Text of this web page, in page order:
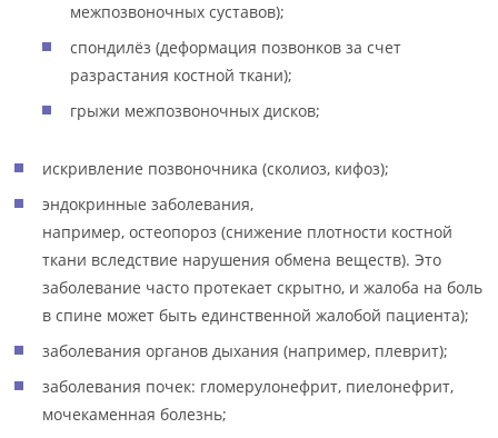
межпозвоночных суставов);
спондилёз (деформация позвонков за счет
разрастания костной ткани);
грыжи межпозвоночных дисков;
искривление позвоночника (сколиоз, кифоз);
эндокринные заболевания,
например, остеопороз (снижение плотности костной
ткани вследствие нарушения обмена веществ). Это
заболевание часто протекает скрытно, и жалоба на боль
в спине может быть единственной жалобой пациента);
заболевания органов дыхания (например, плеврит);
заболевания почек: гломерулонефрит, пиелонефрит,
мочекаменная болезнь;